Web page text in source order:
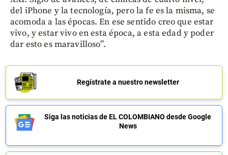
del iPhone y la tecnología, pero la fe es la misma, se
acomoda a las épocas. En ese sentido creo que estar
vivo, y estar vivo en esta época, a esta edad y poder
dar esto es maravilloso”.
Regístrate a nuestro newsletter
Siga las noticias de EL COLOMBIANO desde Google
News